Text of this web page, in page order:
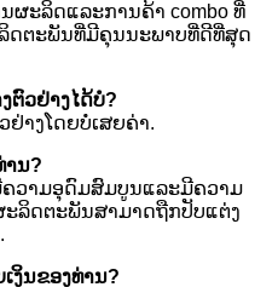
ຜະລິດແລະການຄ້າ combo ທີ່
ດຕະພັນທີ່ມີຄຸນນະພາບທີ່ດີທີ່ສຸດ
ຕົວຢ່າງໄດ້ບໍ?
ຢ່າງໂດຍບໍ່ເສຍຄ່າ.
ານ?
ວາມອຸດົມສົມບູນແລະມີຄວາມ
ລິດຕະພັນສາມາດຖືກປັບແຕ່ງ
ງິນຂອງທ່ານ?